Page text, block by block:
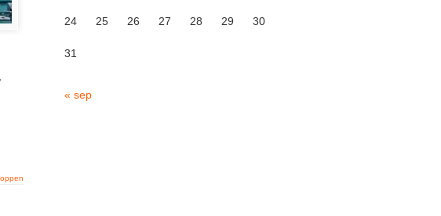
24 25 26 27 28 29 30
31
« sep